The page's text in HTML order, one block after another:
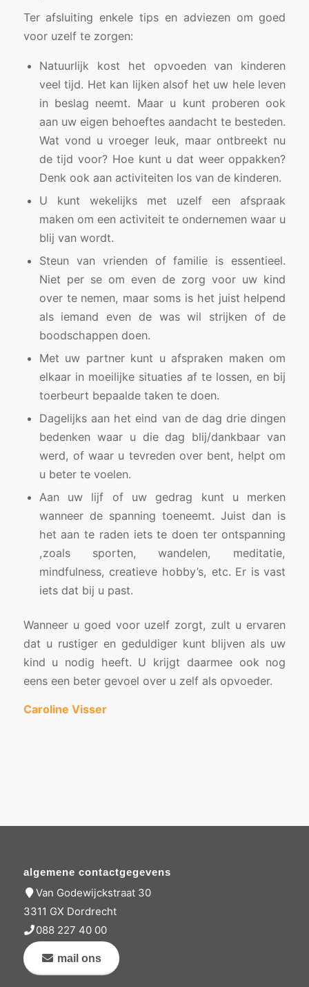
Ter afsluiting enkele tips en adviezen om goed
voor uzelf te zorgen:
Natuurlijk kost het opvoeden van kinderen
veel tijd. Het kan lijken alsof het uw hele leven
in beslag neemt. Maar u kunt proberen ook
aan uw eigen behoeftes aandacht te besteden.
Wat vond u vroeger leuk, maar ontbreekt nu
de tijd voor? Hoe kunt u dat weer oppakken?
Denk ook aan activiteiten los van de kinderen.
U kunt wekelijks met uzelf een afspraak
maken om een activiteit te ondernemen waar u
blij van wordt.
Steun van vrienden of familie is essentieel.
Niet per se om even de zorg voor uw kind
over te nemen, maar soms is het juist helpend
als iemand even de was wil strijken of de
boodschappen doen.
Met uw partner kunt u afspraken maken om
elkaar in moeilijke situaties af te lossen, en bij
toerbeurt bepaalde taken te doen.
Dagelijks aan het eind van de dag drie dingen
bedenken waar u die dag blij/dankbaar van
werd, of waar u tevreden over bent, helpt om
u beter te voelen.
Aan uw lijf of uw gedrag kunt u merken
wanneer de spanning toeneemt. Juist dan is
het aan te raden iets te doen ter ontspanning
,zoals sporten, wandelen, meditatie,
mindfulness, creatieve hobby’s, etc. Er is vast
iets dat bij u past.
Wanneer u goed voor uzelf zorgt, zult u ervaren
dat u rustiger en geduldiger kunt blijven als uw
kind u nodig heeft. U krijgt daarmee ook nog
eens een beter gevoel over u zelf als opvoeder.
Caroline Visser
algemene contactgegevens
Van Godewijckstraat 30
3311 GX Dordrecht
088 227 40 00
mail ons